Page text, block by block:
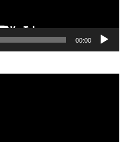
00:00